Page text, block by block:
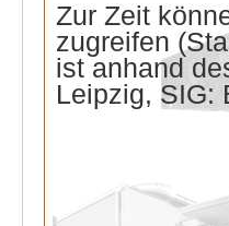
Zur Zeit
zugreifen
ist anhand
Leipzig, SIG: